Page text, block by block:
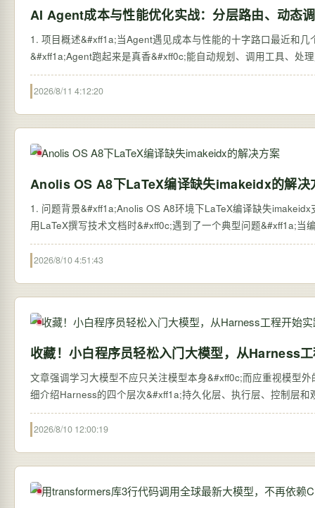
AI Agent成本与性能优化实战：分层路由、动态
1. 项目概述&#xff1a;当Agent遇见成本与性能的十字路口最近和
&#xff1a;Agent跑起来是真香&#xff0c;能自动规划、调用工具、
2026/8/11 4:12:20
Anolis OS A8下LaTeX编译缺失imakeidx的解决
1. 问题背景&#xff1a;Anolis OS A8环境下LaTeX编译缺失
用LaTeX撰写技术文档时&#xff0c;遇到了一个典型问题&#xff1a;
2026/8/10 4:51:43
收藏！小白程序员轻松入门大模型，从Harness
文章强调学习大模型不应只关注模型本身&#xff0c;而应重视模型
细介绍Harness的四个层次&#xff1a;持久化层、执行层、控制层
2026/8/10 12:00:19